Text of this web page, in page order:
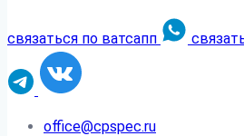
связаться по ватсапп
office@cpspec.ru